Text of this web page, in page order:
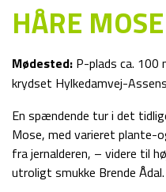
HÅRE
Mødested: P-plads ca.
krydset Hylkedamvej-
En spændende tur i det
Mose, med varieret plante-
fra jernalderen, – videre til
utroligt smukke Brende Ådal.